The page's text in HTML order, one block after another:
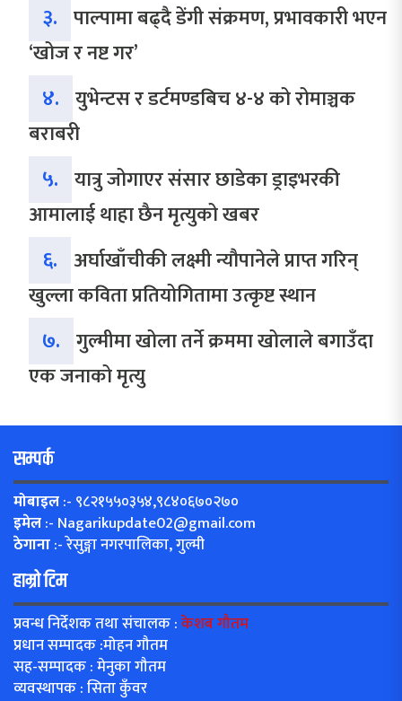
३. पाल्पामा बढ्दै डेंगी संक्रमण, प्रभावकारी भएन
‘खोज र नष्ट गर’
४. युभेन्टस र डर्टमण्डबिच ४-४ को रोमाञ्चक
बराबरी
५. यात्रु जोगाएर संसार छाडेका ड्राइभरकी
आमालाई थाहा छैन मृत्युको खबर
६. अर्घाखाँचीकी लक्ष्मी न्यौपानेले प्राप्त गरिन्
खुल्ला कविता प्रतियोगितामा उत्कृष्ट स्थान
७. गुल्मीमा खोला तर्ने क्रममा खोलाले बगाउँदा
एक जनाको मृत्यु
सम्पर्क
मोबाइल:- ९८२१५५०३५४,९८४०६७०२७०
इमेल:- Nagarikupdate02@gmail.com
ठेगाना:- रेसुङ्गा नगरपालिका, गुल्मी
हाम्रो टिम
प्रवन्ध निर्देशक तथा संचालक :केशब गौतम
प्रधान सम्पादक :मोहन गौतम
सह-सम्पादक : मेनुका गौतम
व्यवस्थापक : सिता कुँवर